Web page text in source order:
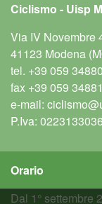
Ciclismo - Uisp
Via IV Novembre
41123 Modena
tel. +39 059
fax +39 059
e-mail:
P.Iva:
Orario
Dal 1° settembre